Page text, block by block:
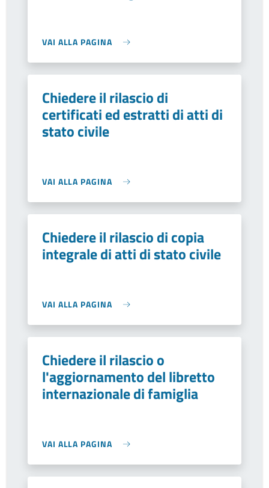
VAI ALLA PAGINA
Chiedere il rilascio di
certificati ed estratti di atti di
stato civile
VAI ALLA PAGINA
Chiedere il rilascio di copia
integrale di atti di stato civile
VAI ALLA PAGINA
Chiedere il rilascio o
l'aggiornamento del libretto
internazionale di famiglia
VAI ALLA PAGINA